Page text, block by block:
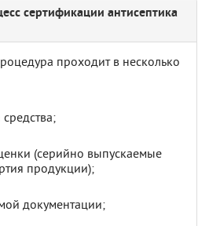
сертификации антисептика
проходит в несколько
(серийно выпускаемые
продукции);
документации;